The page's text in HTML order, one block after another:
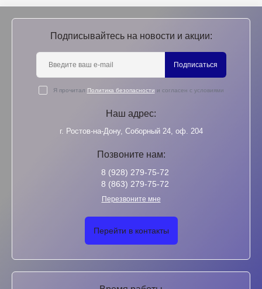
Подписывайтесь на новости и акции:
Подписаться
Я прочитал Политика безопасности и согласен с условиями
Наш адрес:
г. Ростов-на-Дону, Соборный 24, оф. 204
Позвоните нам:
8 (928) 279-75-72
8 (863) 279-75-72
Перезвоните мне
Перейти в контакты